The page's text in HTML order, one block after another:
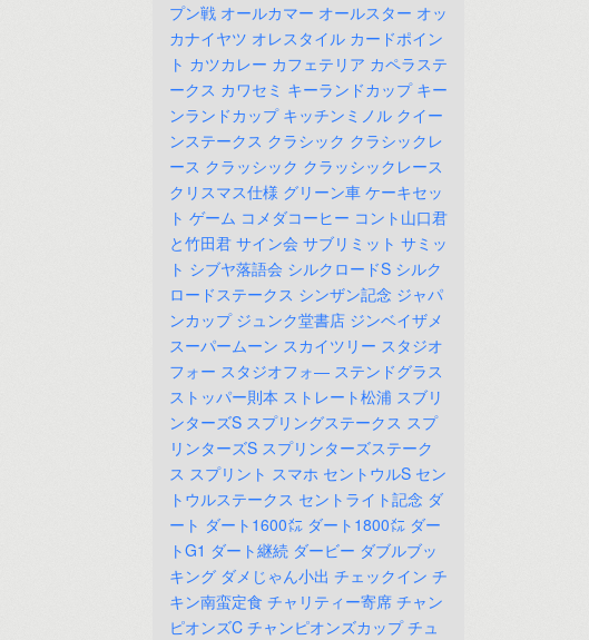
プン戦 オールカマー オールスター オッ
カナイヤツ オレスタイル カードポイン
ト カツカレー カフェテリア カペラステ
ークス カワセミ キーランドカップ キー
ンランドカップ キッチンミノル クイー
ンステークス クラシック クラシックレ
ース クラッシック クラッシックレース
クリスマス仕様 グリーン車 ケーキセッ
ト ゲーム コメダコーヒー コント山口君
と竹田君 サイン会 サブリミット サミッ
ト シブヤ落語会 シルクロードS シルク
ロードステークス シンザン記念 ジャパ
ンカップ ジュンク堂書店 ジンベイザメ
スーパームーン スカイツリー スタジオ
フォー スタジオフォ― ステンドグラス
ストッパー則本 ストレート松浦 スブリ
ンターズS スプリングステークス スプ
リンターズS スプリンターズステーク
ス スプリント スマホ セントウルS セン
トウルステークス セントライト記念 ダ
ート ダート1600㍍ ダート1800㍍ ダー
トG1 ダート継続 ダービー ダブルブッ
キング ダメじゃん小出 チェックイン チ
キン南蛮定食 チャリティー寄席 チャン
ピオンズC チャンピオンズカップ チュ